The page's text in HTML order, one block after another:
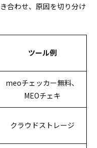
合わせ、原因を切り分け
ツール例
meoチェッカー無料、
MEOチェキ
クラウドストレージ